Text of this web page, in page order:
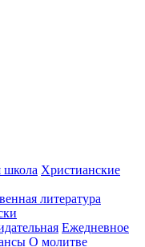
школа Христианские
литература
Ежедневное
О молитве